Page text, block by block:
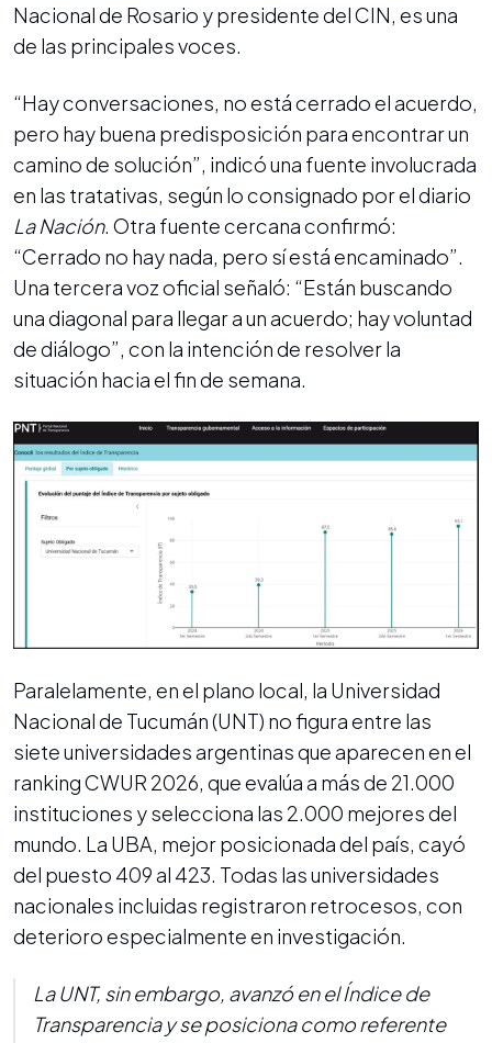
Nacional de Rosario y presidente del CIN, es una
de las principales voces.
“Hay conversaciones, no está cerrado el acuerdo,
pero hay buena predisposición para encontrar un
camino de solución”, indicó una fuente involucrada
en las tratativas, según lo consignado por el diario
La Nación. Otra fuente cercana confirmó:
“Cerrado no hay nada, pero sí está encaminado”.
Una tercera voz oficial señaló: “Están buscando
una diagonal para llegar a un acuerdo; hay voluntad
de diálogo”, con la intención de resolver la
situación hacia el fin de semana.
Paralelamente, en el plano local, la Universidad
Nacional de Tucumán (UNT) no figura entre las
siete universidades argentinas que aparecen en el
ranking CWUR 2026, que evalúa a más de 21.000
instituciones y selecciona las 2.000 mejores del
mundo. La UBA, mejor posicionada del país, cayó
del puesto 409 al 423. Todas las universidades
nacionales incluidas registraron retrocesos, con
deterioro especialmente en investigación.
La UNT, sin embargo, avanzó en el Índice de
Transparencia y se posiciona como referente